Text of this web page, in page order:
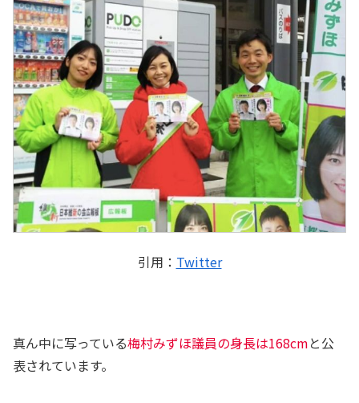
引用： Twitter
真ん中に写っている梅村みずほ議員の身長は168cmと公
表されています。